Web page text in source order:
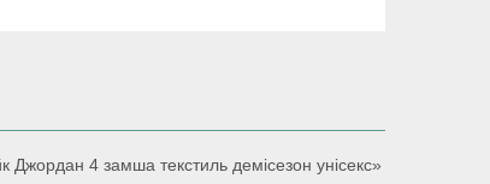
Джордан 4 замша текстиль демісезон унісекс»